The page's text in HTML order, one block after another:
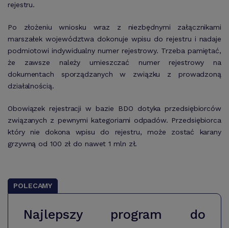
rejestru.
Po złożeniu wniosku wraz z niezbędnymi załącznikami
marszałek województwa dokonuje wpisu do rejestru i nadaje
podmiotowi indywidualny numer rejestrowy. Trzeba pamiętać,
że zawsze należy umieszczać numer rejestrowy na
dokumentach sporządzanych w związku z prowadzoną
działalnością.
Obowiązek rejestracji w bazie BDO dotyka przedsiębiorców
związanych z pewnymi kategoriami odpadów. Przedsiębiorca
który nie dokona wpisu do rejestru, może zostać karany
grzywną od 100 zł do nawet 1 mln zł.
POLECAMY
Najlepszy program do